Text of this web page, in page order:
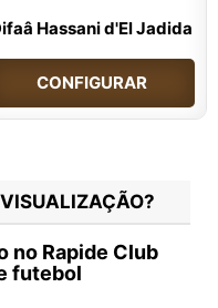
Hassani d'El Jadida
CONFIGURAR
VISUALIZAÇÃO?
no Rapide Club
futebol